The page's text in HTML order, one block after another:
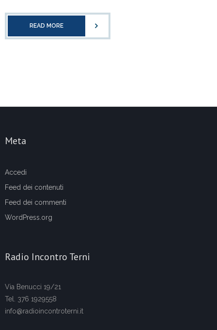
READ MORE
Meta
Accedi
Feed dei contenuti
Feed dei commenti
WordPress.org
Radio Incontro Terni
Via Benucci 19/21
Tel. 376 1929558
info@radioincontroterni.it